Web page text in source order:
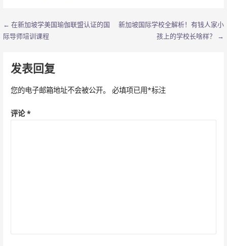
文
导
航
← 在新加坡学美国瑜伽联盟认证的国
际导师培训课程
新加坡国际学校全解析！有钱人家小
孩上的学校长啥样？ →
发表回复
您的电子邮箱地址不会被公开。 必填项已用*标注
评论*